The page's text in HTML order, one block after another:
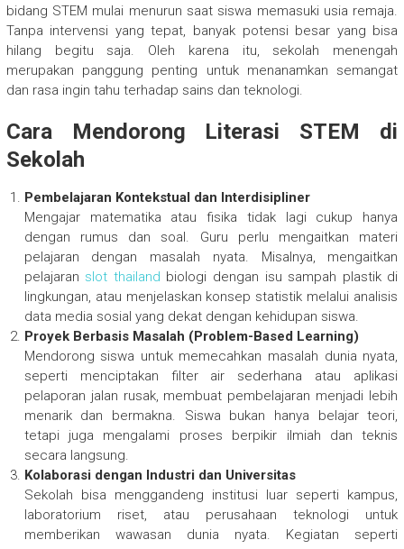
bidang STEM mulai menurun saat siswa memasuki usia remaja.
Tanpa intervensi yang tepat, banyak potensi besar yang bisa
hilang begitu saja. Oleh karena itu, sekolah menengah
merupakan panggung penting untuk menanamkan semangat
dan rasa ingin tahu terhadap sains dan teknologi.
Cara Mendorong Literasi STEM di
Sekolah
Pembelajaran Kontekstual dan Interdisipliner
Mengajar matematika atau fisika tidak lagi cukup hanya
dengan rumus dan soal. Guru perlu mengaitkan materi
pelajaran dengan masalah nyata. Misalnya, mengaitkan
pelajaran slot thailand biologi dengan isu sampah plastik di
lingkungan, atau menjelaskan konsep statistik melalui analisis
data media sosial yang dekat dengan kehidupan siswa.
Proyek Berbasis Masalah (Problem-Based Learning)
Mendorong siswa untuk memecahkan masalah dunia nyata,
seperti menciptakan filter air sederhana atau aplikasi
pelaporan jalan rusak, membuat pembelajaran menjadi lebih
menarik dan bermakna. Siswa bukan hanya belajar teori,
tetapi juga mengalami proses berpikir ilmiah dan teknis
secara langsung.
Kolaborasi dengan Industri dan Universitas
Sekolah bisa menggandeng institusi luar seperti kampus,
laboratorium riset, atau perusahaan teknologi untuk
memberikan wawasan dunia nyata. Kegiatan seperti